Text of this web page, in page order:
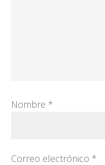
Nombre*
Correo electrónico*